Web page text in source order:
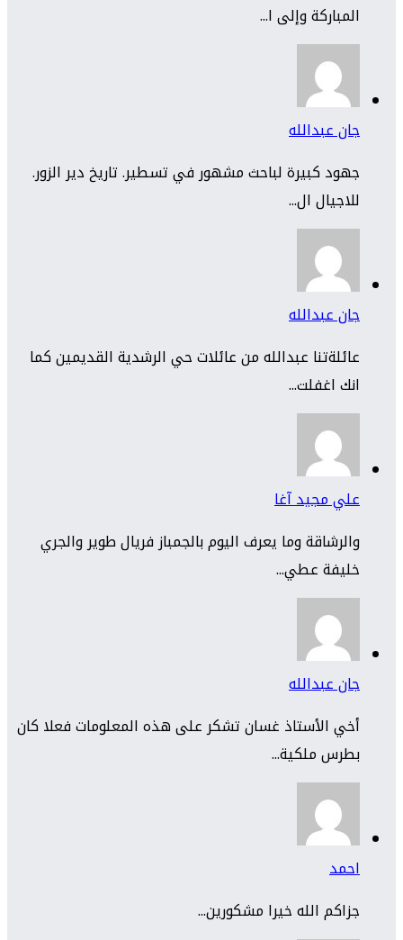
المباركة وإلى ا...
جان عبدالله
جهود كبيرة لباحث مشهور في تسطير. تاريخ دير الزور.
للاجيال ال...
جان عبدالله
عائلةتنا عبدالله من عائلات حي الرشدية القديمين كما
انك اغفلت...
علي مجيد آغا
والرشاقة وما يعرف اليوم بالجمباز فريال طوير والجري
خليفة عطي...
جان عبدالله
أخي الأستاذ غسان تشكر على هذه المعلومات فعلا كان
بطرس ملكية...
احمد
جزاكم الله خيرا مشكورين...